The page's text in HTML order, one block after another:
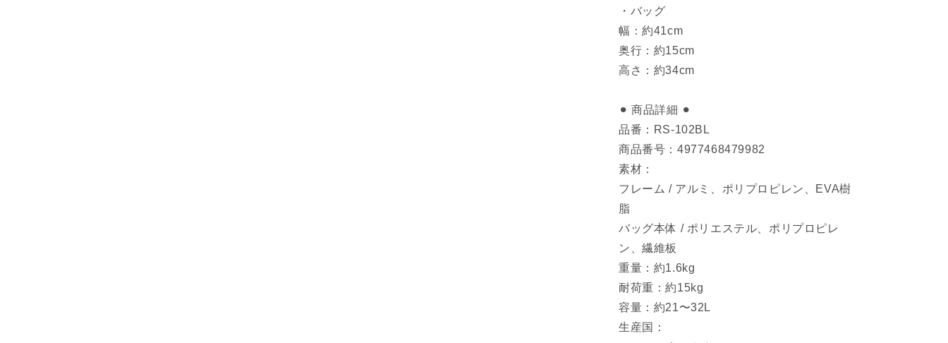
・バッグ
幅：約41cm
奥行：約15cm
高さ：約34cm
⚫︎ 商品詳細 ⚫︎
品番：RS-102BL
商品番号：4977468479982
素材：
フレーム / アルミ、ポリプロピレン、EVA樹
脂
バッグ本体 / ポリエステル、ポリプロピレ
ン、繊維板
重量：約1.6kg
耐荷重：約15kg
容量：約21〜32L
生産国：